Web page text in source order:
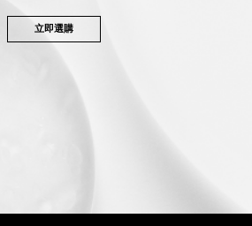
立即選購